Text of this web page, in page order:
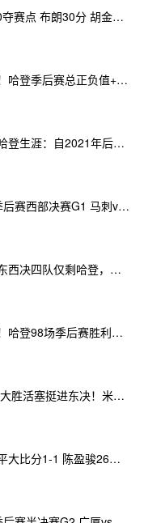
广厦力克深圳2-0夺赛点 布朗30分 胡金秋17+8 贺希宁18分
真正的定海神登！哈登季后赛总正负值+62、次轮+32，双数据领跑骑士全队
火箭媒体人感慨哈登生涯：自2021年后，终于体验躺赢晋级滋味
05月19日 NBA季后赛西部决赛G1 马刺vs雷霆直播前瞻分析
重塑老登荣光！东西决四队仅剩哈登，高龄坚守续写传奇
历史级别里程碑！哈登98场季后赛胜利，追平马龙并列无冠球员历史第一
骑士抢七4人20+大胜活塞挺进东决！米切尔26+7 阿伦23分 梅里尔23分 詹金斯17分
北京终结上海扳平大比分1-1 陈盈骏26分 杰曼22分 古德温32分